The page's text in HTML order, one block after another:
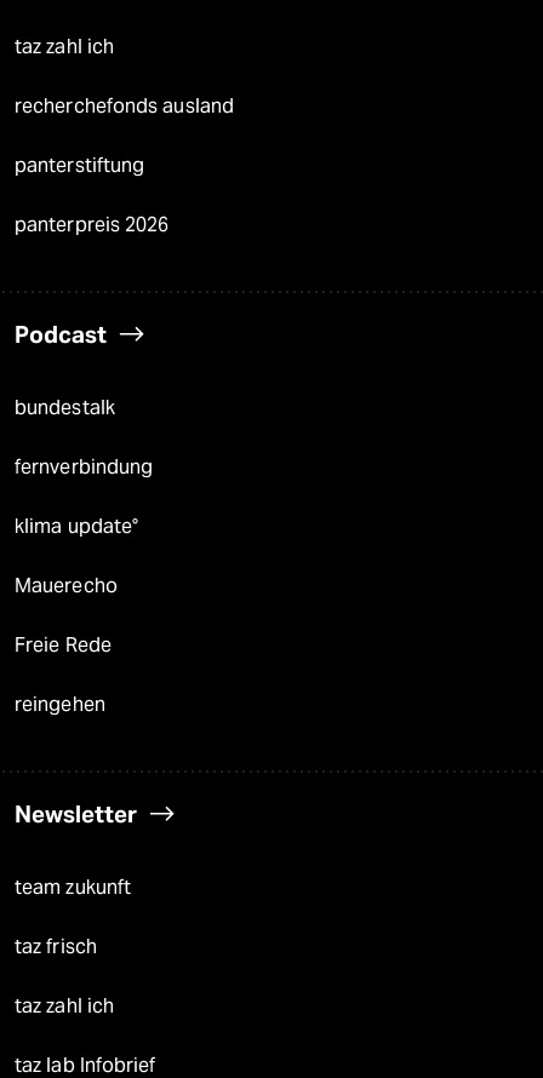
taz zahl ich
recherchefonds ausland
panterstiftung
panterpreis 2026
Podcast
bundestalk
fernverbindung
klima update°
Mauerecho
Freie Rede
reingehen
Newsletter
team zukunft
taz frisch
taz zahl ich
taz lab Infobrief